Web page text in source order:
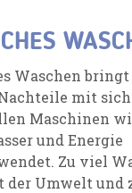
Waschen bringt
mit
Maschinen
und Energie
Zu viel
der Umwelt und